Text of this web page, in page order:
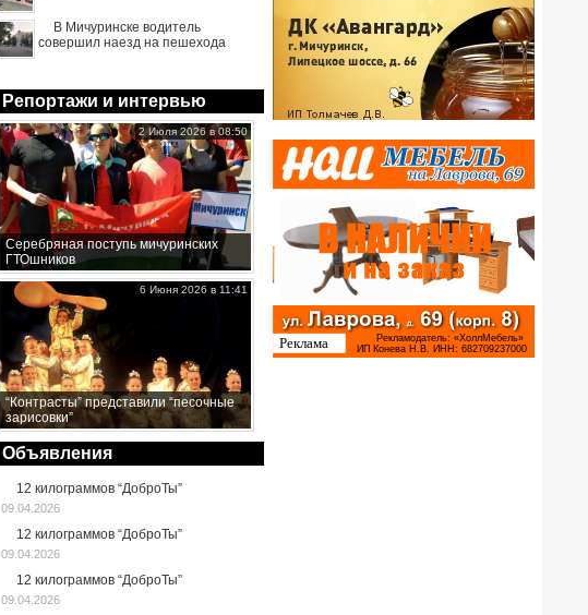
В Мичуринске водитель
совершил наезд на пешехода
Репортажи и интервью
Серебряная поступь мичуринских
ГТОшников
2 Июля 2026 в 08:50
“Контрасты” представили “песочные
зарисовки”
6 Июня 2026 в 11:41
Объявления
12 килограммов “ДоброТы”
09.04.2026
12 килограммов “ДоброТы”
09.04.2026
12 килограммов “ДоброТы”
09.04.2026